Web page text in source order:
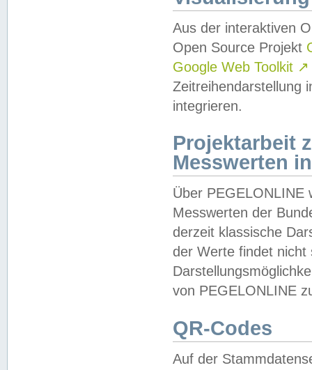
Aus der interaktiven
Open Source Projekt
Google Web Toolkit ↗
Zeitreihendarstellung
integrieren.
Projektarbeit
Messwerten
Über PEGELONLINE
Messwerten der
derzeit klassische
der Werte findet
von PEGELONLINE
QR-Codes
Auf der